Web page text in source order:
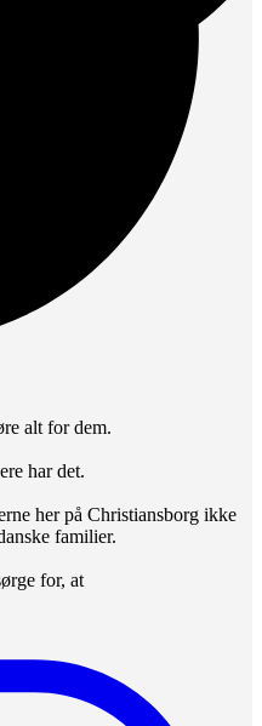
alt for dem.
har det.
her på Christiansborg ikke
familier.
for, at